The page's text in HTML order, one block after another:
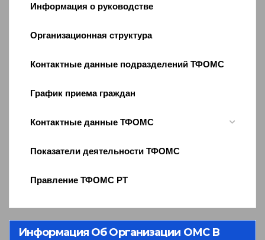
Информация о руководстве
Организационная структура
Контактные данные подразделений ТФОМС
График приема граждан
Контактные данные ТФОМС
Показатели деятельности ТФОМС
Правление ТФОМС РТ
Информация Об Организации ОМС В